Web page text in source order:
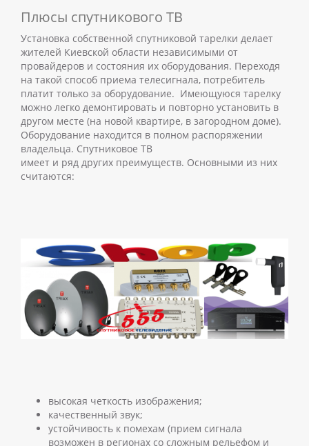
Плюсы спутникового ТВ
Установка собственной спутниковой тарелки делает
жителей Киевской области независимыми от
провайдеров и состояния их оборудования. Переходя
на такой способ приема телесигнала, потребитель
платит только за оборудование. Имеющуюся тарелку
можно легко демонтировать и повторно установить в
другом месте (на новой квартире, в загородном доме).
Оборудование находится в полном распоряжении
владельца. Спутниковое ТВ
имеет и ряд других преимуществ. Основными из них
считаются:
высокая четкость изображения;
качественный звук;
устойчивость к помехам (прием сигнала
возможен в регионах со сложным рельефом и